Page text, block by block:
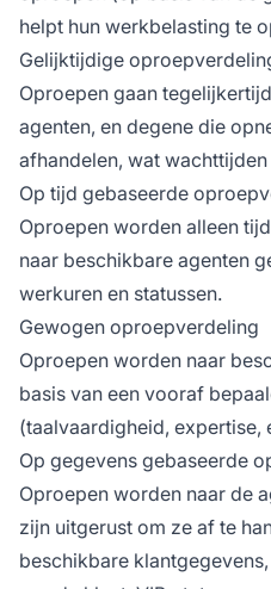
helpt hun werkbelasting te
Gelijktijdige
Oproepen gaan
agenten, en degene die
afhandelen, wat
Op tijd gebaseerde
Oproepen worden alleen
naar beschikbare agenten
werkuren en statussen.
Gewogen oproepverdeling
Oproepen worden naar
basis van een vooraf
(taalvaardigheid,
Op gegevens gebaseerde
Oproepen worden naar de
zijn uitgerust om ze af te
beschikbare